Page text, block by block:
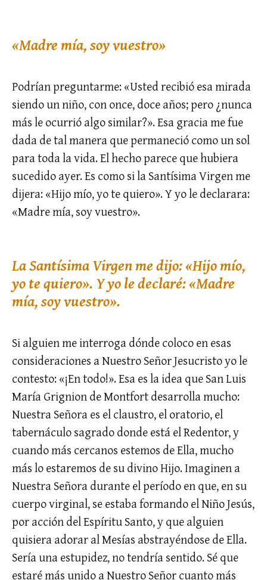
«Madre mía, soy vuestro»
Podrían preguntarme: «Usted recibió esa mirada
siendo un niño, con once, doce años; pero ¿nunca
más le ocurrió algo similar?». Esa gracia me fue
dada de tal manera que permaneció como un sol
para toda la vida. El hecho parece que hubiera
sucedido ayer. Es como si la Santísima Virgen me
dijera: «Hijo mío, yo te quiero». Y yo le declarara:
«Madre mía, soy vuestro».
La Santísima Virgen me dijo: «Hijo mío,
yo te quiero». Y yo le declaré: «Madre
mía, soy vuestro».
Si alguien me interroga dónde coloco en esas
consideraciones a Nuestro Señor Jesucristo yo le
contesto: «¡En todo!». Esa es la idea que San Luis
María Grignion de Montfort desarrolla mucho:
Nuestra Señora es el claustro, el oratorio, el
tabernáculo sagrado donde está el Redentor, y
cuando más cercanos estemos de Ella, mucho
más lo estaremos de su divino Hijo. Imaginen a
Nuestra Señora durante el período en que, en su
cuerpo virginal, se estaba formando el Niño Jesús,
por acción del Espíritu Santo, y que alguien
quisiera adorar al Mesías abstrayéndose de Ella.
Sería una estupidez, no tendría sentido. Sé que
estaré más unido a Nuestro Señor cuanto más